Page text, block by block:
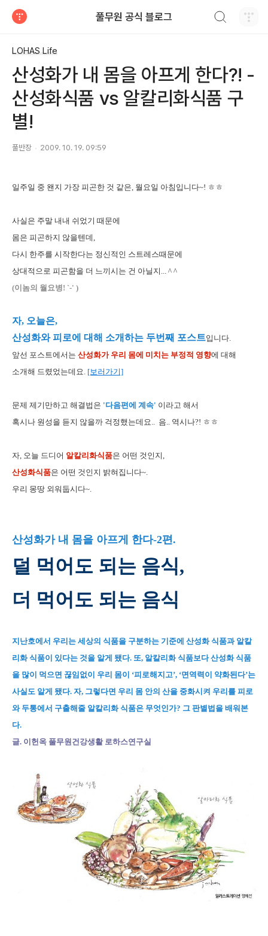
풀무원 공식 블로그
LOHAS Life
산성화가 내 몸을 아프게 한다?! -
산성화식품 vs 알칼리화식품 구
별!
풀반장 2009. 10. 19. 09:59
일주일 중 왠지 가장 피곤한 것 같은, 월요일 아침입니다~! ㅎㅎ
사실은 주말 내내 쉬었기 때문에
몸은 피곤하지 않을텐데,
다시 한주를 시작한다는 정신적인 스트레스때문에
상대적으로 피곤함을 더 느끼시는 건 아닐지... ^ ^
(이놈의 월요병! `-' )
자, 오늘은,
산성화와 피로에 대해 소개하는 두번째 포스트입니다.
앞선 포스트에서는 산성화가 우리 몸에 미치는 부정적 영향에 대해
소개해 드렸었는데요. [보러가기]
문제 제기만하고 해결법은 '다음편에 계속' 이라고 해서
혹시나 원성을 듣지 않을까 걱정했는데요.. 음.. 역시나?! ㅎㅎ
자, 오늘 드디어 알칼리화식품은 어떤 것인지,
산성화식품은 어떤 것인지 밝혀집니다~.
우리 몽땅 외워둡시다~.
산성화가 내 몸을 아프게 한다-2편.
덜 먹어도 되는 음식,
더 먹어도 되는 음식
지난호에서 우리는 세상의 식품을 구분하는 기준에 산성화 식품과 알칼
리화 식품이 있다는 것을 알게 됐다. 또, 알칼리화 식품보다 산성화 식품
을 많이 먹으면 끊임없이 우리 몸이 ‘피로해지고’, ‘면역력이 약화된다’는
사실도 알게 됐다. 자, 그렇다면 우리 몸 안의 산을 중화시켜 우리를 피로
와 두통에서 구출해줄 알칼리화 식품은 무엇인가? 그 판별법을 배워본
다.
글. 이헌옥 풀무원건강생활 로하스연구실